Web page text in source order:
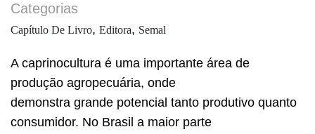
Categorias
Capítulo De Livro, Editora, Semal
A caprinocultura é uma importante área de
produção agropecuária, onde
demonstra grande potencial tanto produtivo quanto
consumidor. No Brasil a maior parte